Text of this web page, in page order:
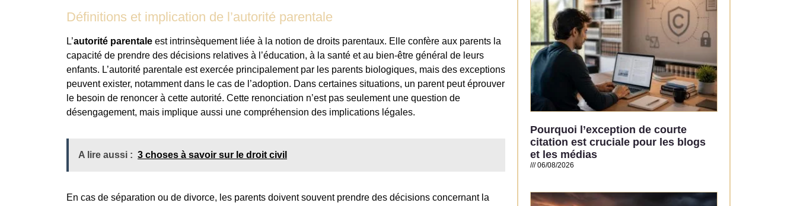
Définitions et implication de l’autorité parentale
L’autorité parentale est intrinsèquement liée à la notion de droits parentaux. Elle confère aux parents la
capacité de prendre des décisions relatives à l’éducation, à la santé et au bien-être général de leurs
enfants. L’autorité parentale est exercée principalement par les parents biologiques, mais des exceptions
peuvent exister, notamment dans le cas de l’adoption. Dans certaines situations, un parent peut éprouver
le besoin de renoncer à cette autorité. Cette renonciation n’est pas seulement une question de
désengagement, mais implique aussi une compréhension des implications légales.
A lire aussi : 3 choses à savoir sur le droit civil
En cas de séparation ou de divorce, les parents doivent souvent prendre des décisions concernant la
Pourquoi l’exception de courte
citation est cruciale pour les blogs
et les médias
06/08/2026